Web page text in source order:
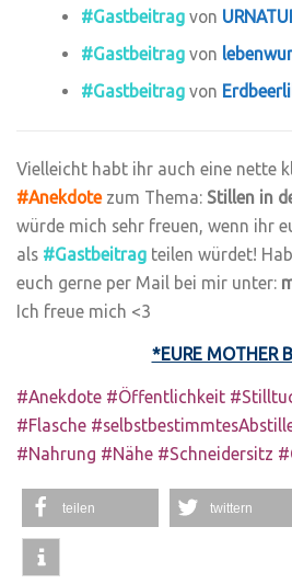
#Gastbeitrag von
#Gastbeitrag von
#Gastbeitrag von
Vielleicht habt ihr auch eine nette
#Anekdote zum Thema: Stillen in
würde mich sehr freuen, wenn ihr
als #Gastbeitrag teilen würdet!
euch gerne per Mail bei mir unter:
Ich freue mich <3
*EURE MOTHER
#Anekdote #Öffentlichkeit
#Flasche
#Nahrung #Nähe #Schneidersitz
teilen twittern